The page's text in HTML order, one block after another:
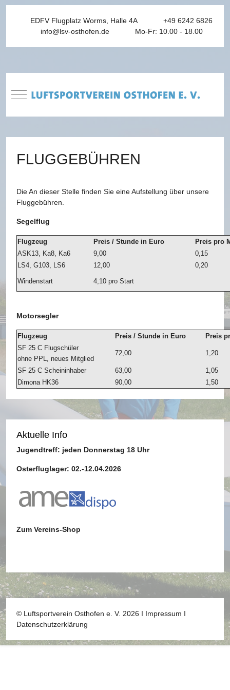
EDFV Flugplatz Worms, Halle 4A
+49 6242 6826
info@lsv-osthofen.de
Mo-Fr: 10.00 - 18.00
Mobile Menu Toggle
FLUGGEBÜHREN
Die An dieser Stelle finden Sie eine Aufstellung über unsere
Fluggebühren.
Segelflug
Flugzeug Preis / Stunde in Euro
Preis pro
ASK13, Ka8, Ka6
9,00
0,15
LS4, G103, LS6
12,00 0,20
Windenstart 4,10 pro Start
Motorsegler
Flugzeug Preis / Stunde in Euro
Preis
SF 25 C Flugschüler
ohne PPL, neues Mitglied
72,00 1,20
SF 25 C Scheininhaber 63,00
1,05
Dimona HK36
90,00 1,50
Aktuelle Info
Jugendtreff: jeden Donnerstag 18 Uhr
Osterfluglager: 02.-12.04.2026
Zum Vereins-Shop
© Luftsportverein Osthofen e. V. 2026 I Impressum I
Datenschutzerklärung